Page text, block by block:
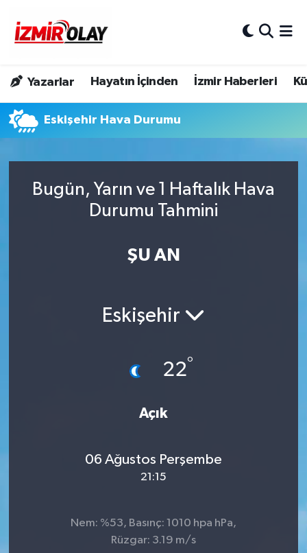
Yazarlar Hayatın İçinden İzmir Haberleri
Eskişehir Hava Durumu
Bugün, Yarın ve 1 Haftalık Hava
Durumu Tahmini
ŞU AN
Eskişehir
22°
Açık
06 Ağustos Perşembe
21:15
Nem: %53, Basınç: 1010 hpa hPa,
Rüzgar: 3.19 m/s
Konak Trafik Yoğunluk Haritası
Süper Lig Puan Durumu ve Fikstür
Son Dakika Haberleri